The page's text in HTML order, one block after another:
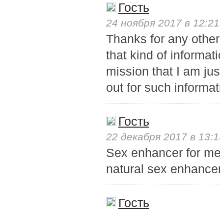
Гость
24 ноября 2017 в 12:21
Thanks for any
that kind of
mission that I am
out for such
Гость
22 декабря 2017 в
Sex enhancer for
natural sex
Гость